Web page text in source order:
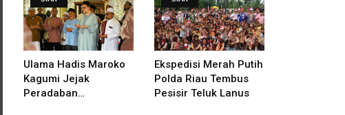
Ulama Hadis Maroko
Kagumi Jejak
Peradaban
Ekspedisi Merah Putih
Polda Riau Tembus
Pesisir Teluk Lanus